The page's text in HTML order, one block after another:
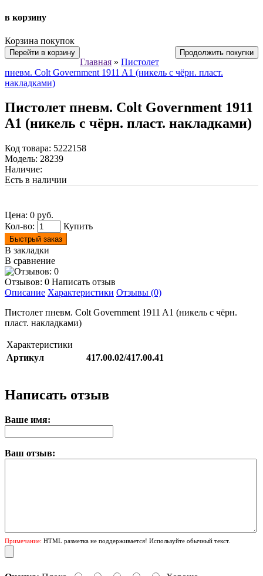
в корзину
Корзина покупок
Перейти в корзину Продолжить покупки
Главная » Пистолет
пневм. Colt Government 1911 A1 (никель с чёрн. пласт.
накладками)
Пистолет пневм. Colt Government 1911
A1 (никель с чёрн. пласт. накладками)
Код товара: 5222158
Модель: 28239
Наличие:
Есть в наличии
Цена: 0 руб.
Кол-во:
Купить
Быстрый заказ
В закладки
В сравнение
Отзывов: 0 Написать отзыв
Описание Характеристики Отзывы (0)
Пистолет пневм. Colt Government 1911 A1 (никель с чёрн.
пласт. накладками)
Характеристики
Артикул
417.00.02/417.00.41
Написать отзыв
Ваше имя:
Ваш отзыв:
Примечание: HTML разметка не поддерживается! Используйте обычный текст.